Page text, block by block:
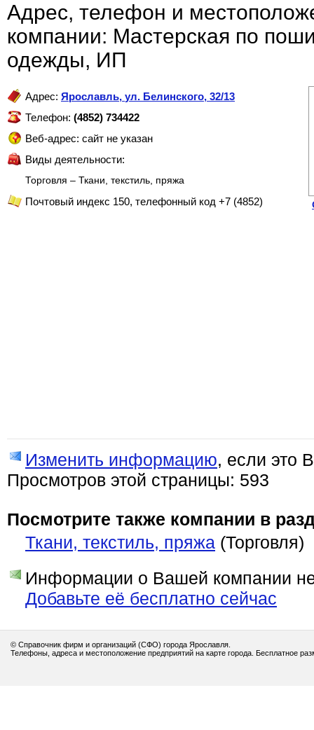
Адрес, телефон и
компании: Мастерская по
одежды, ИП
Адрес: Ярославль, ул. Белинского, 32/13
Телефон: (4852) 734422
Веб-адрес: сайт не указан
Виды деятельности:
Торговля – Ткани, текстиль, пряжа
Почтовый индекс 150, телефонный код +7 (4852)
Изменить информацию, если это
Просмотров этой страницы: 593
Посмотрите также компании в
Ткани, текстиль, пряжа (Торговля)
Информации о Вашей компании
Добавьте её бесплатно сейчас
© Справочник фирм и организаций (СФО) города Ярославля.
Телефоны, адреса и местоположение предприятий на карте города. Бесплатное